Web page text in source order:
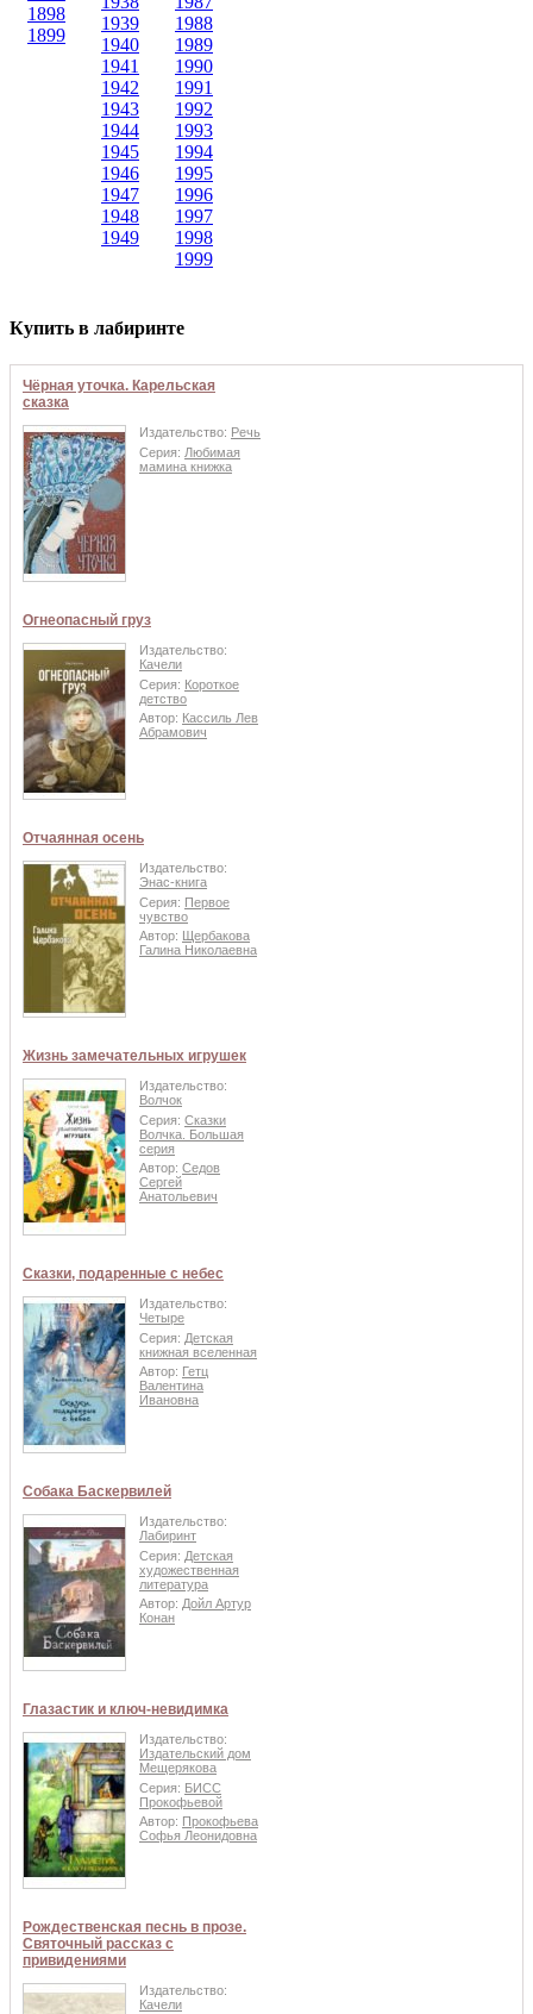
1898
1899
1939
1940
1941
1942
1943
1944
1945
1946
1947
1948
1949
1988
1989
1990
1991
1992
1993
1994
1995
1996
1997
1998
1999
Купить в лабиринте
Чёрная уточка. Карельская
сказка
Издательство: Речь
Серия: Любимая
мамина книжка
Огнеопасный груз
Издательство:
Качели
Серия: Короткое
детство
Автор: Кассиль Лев
Абрамович
Отчаянная осень
Издательство:
Энас-книга
Серия: Первое
чувство
Автор:
Щербакова
Галина Николаевна
Жизнь замечательных игрушек
Издательство:
Волчок
Серия: Сказки
Волчка. Большая
серия
Автор: Седов
Сергей
Анатольевич
Сказки, подаренные с небес
Издательство:
Четыре
Серия: Детская
книжная вселенная
Автор: Гетц
Валентина
Ивановна
Собака Баскервилей
Издательство:
Лабиринт
Серия: Детская
художественная
литература
Автор: Дойл Артур
Конан
Глазастик и ключ-невидимка
Издательство:
Издательский дом
Мещерякова
Серия: БИСС
Прокофьевой
Автор: Прокофьева
Софья Леонидовна
Рождественская песнь в прозе.
Святочный рассказ с
привидениями
Издательство:
Качели